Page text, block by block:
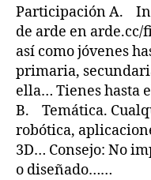
Participación A.
de arde en
así como jóvenes
primaria,
ella… Tienes hasta
B. Temática.
robótica,
3D… Consejo: No
o diseñado……